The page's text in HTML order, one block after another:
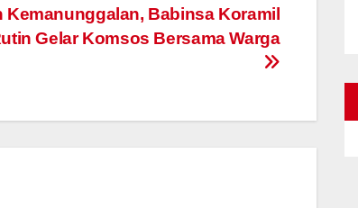
Kemanunggalan, Babinsa Koramil
Gelar Komsos Bersama Warga